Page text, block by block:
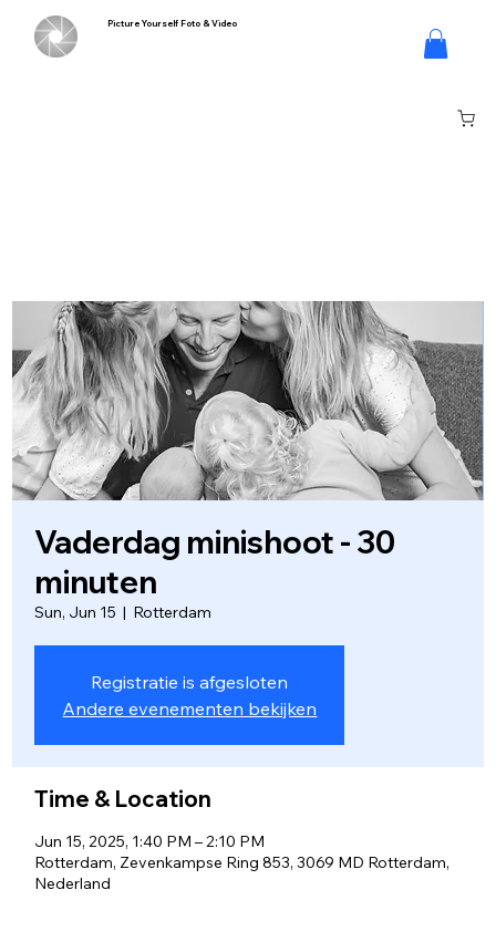
Log In
Picture Yourself Foto & Video
Vaderdag minishoot - 30
minuten
Sun, Jun 15
  |
Rotterdam
Registratie is afgesloten
Andere evenementen bekijken
Time & Location
Jun 15, 2025, 1:40 PM – 2:10 PM
Rotterdam, Zevenkampse Ring 853, 3069 MD Rotterdam,
Nederland